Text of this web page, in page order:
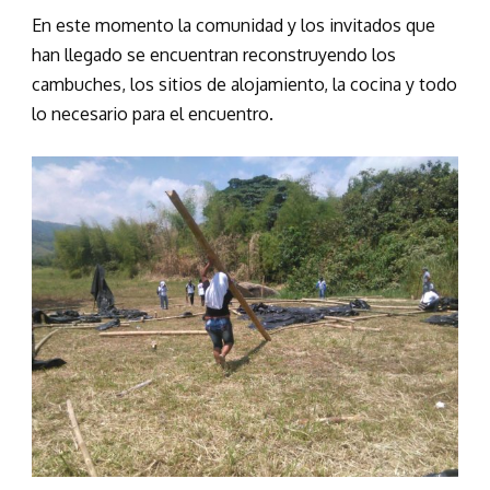
En este momento la comunidad y los invitados que
han llegado se encuentran reconstruyendo los
cambuches, los sitios de alojamiento, la cocina y todo
lo necesario para el encuentro.